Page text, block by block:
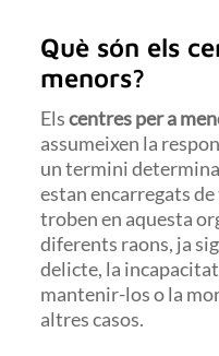
Què són els
menors?
Elscentres per a
assumeixen la
un termini
estan encarregats
troben en aquesta
diferents raons, ja
delicte, la
mantenir-los o la
altres casos.